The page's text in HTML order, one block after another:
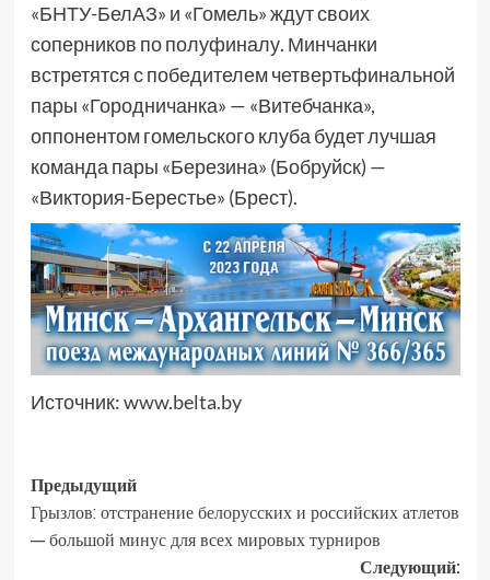
«БНТУ-БелАЗ» и «Гомель» ждут своих
соперников по полуфиналу. Минчанки
встретятся с победителем четвертьфинальной
пары «Городничанка» — «Витебчанка»,
оппонентом гомельского клуба будет лучшая
команда пары «Березина» (Бобруйск) —
«Виктория-Берестье» (Брест).
Источник:www.belta.by
Предыдущий
Грызлов: отстранение белорусских и российских атлетов
— большой минус для всех мировых турниров
Следующий: